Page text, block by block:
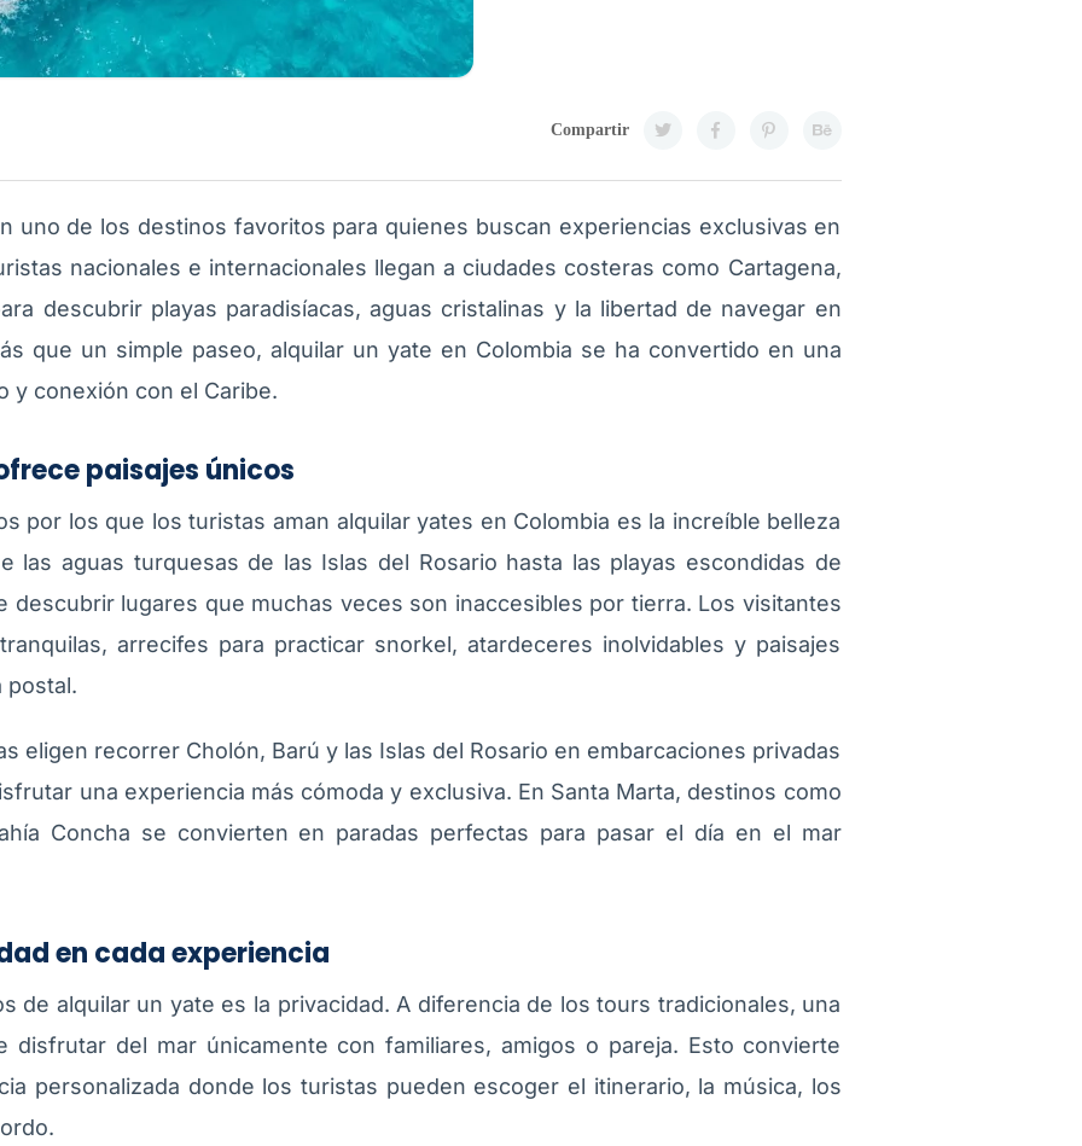
Compartir
uno de los destinos favoritos para quienes buscan experiencias exclusivas en
nacionales e internacionales llegan a ciudades costeras como Cartagena,
descubrir playas paradisíacas, aguas cristalinas y la libertad de navegar en
que un simple paseo, alquilar un yate en Colombia se ha convertido en una
y conexión con el Caribe.
paisajes únicos
por los que los turistas aman alquilar yates en Colombia es la increíble belleza
las aguas turquesas de las Islas del Rosario hasta las playas escondidas de
descubrir lugares que muchas veces son inaccesibles por tierra. Los visitantes
arrecifes para practicar snorkel, atardeceres inolvidables y paisajes
postal.
eligen recorrer Cholón, Barú y las Islas del Rosario en embarcaciones privadas
una experiencia más cómoda y exclusiva. En Santa Marta, destinos como
Concha se convierten en paradas perfectas para pasar el día en el mar
en cada experiencia
de alquilar un yate es la privacidad. A diferencia de los tours tradicionales, una
disfrutar del mar únicamente con familiares, amigos o pareja. Esto convierte
personalizada donde los turistas pueden escoger el itinerario, la música, los